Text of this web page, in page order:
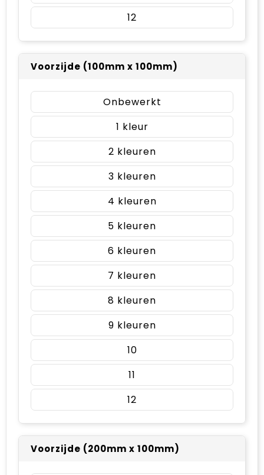
12
Voorzijde (100mm x 100mm)
Onbewerkt
1
2
3
4
5
6
7
8
9
10
11
12
Voorzijde (200mm x 100mm)